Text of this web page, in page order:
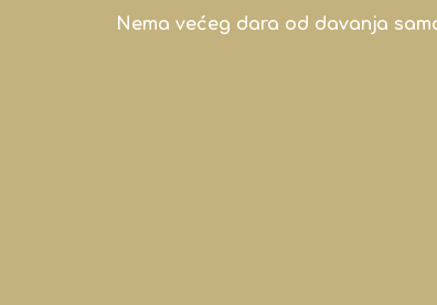
Nema većeg dara od davanja